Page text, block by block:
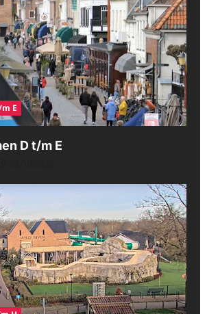
E
D t/m E